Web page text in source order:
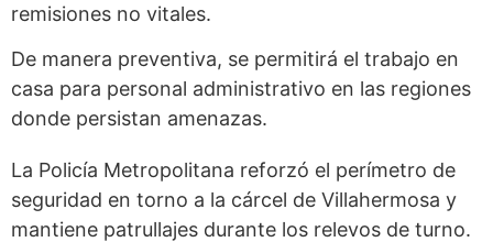
remisiones no vitales.
De manera preventiva, se permitirá el trabajo en
casa para personal administrativo en las regiones
donde persistan amenazas.
La Policía Metropolitana reforzó el perímetro de
seguridad en torno a la cárcel de Villahermosa y
mantiene patrullajes durante los relevos de turno.